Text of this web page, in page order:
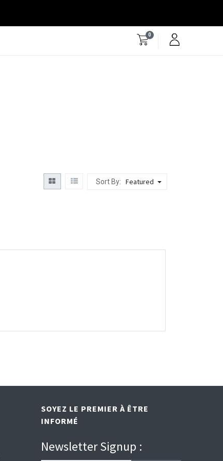
0
Sort By: Featured
SOYEZ LE PREMIER À ÊTRE
INFORMÉ
Newsletter Signup :